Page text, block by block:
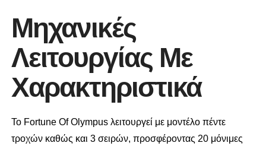
Μηχανικές
Λειτουργίας Με
Χαρακτηριστικά
Το Fortune Of Olympus λειτουργεί με μοντέλο πέντε
τροχών καθώς και 3 σειρών, προσφέροντας 20 μόνιμες